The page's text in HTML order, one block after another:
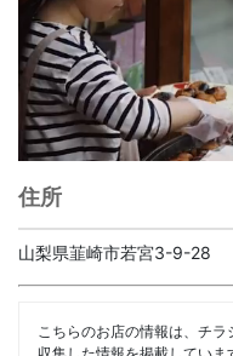
住所
山梨県韮崎市若宮3-9-28
こちらのお店の情報は、チ